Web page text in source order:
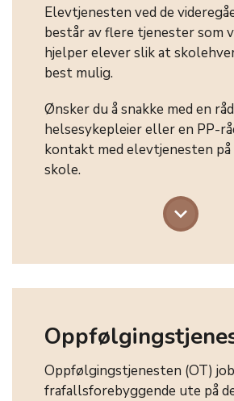
Elevtjenesten ved de
består av flere tjenester som
hjelper elever slik at
best mulig.
Ønsker du å snakke med en
helsesykepleier eller en PP-
kontakt med elevtjenesten på
skole.
keyboard_arrow_down
Oppfølgingstjenesten (OT)
frafallsforebyggende ute på